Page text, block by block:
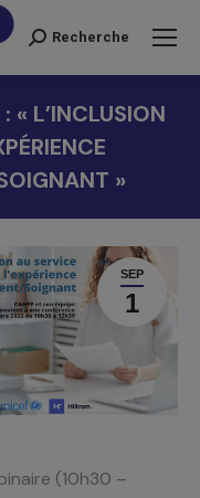
Recherche
Recherche
« L’INCLUSION
»
SEP
1
(10h30 –